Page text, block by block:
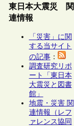
東日本大震災 関
連情報
「災害」に関
する当サイト
の記事：
調査研究リポ
ート「東日本
大震災と図書
館」
地震・災害 関
連情報（レフ
ァレンス協同